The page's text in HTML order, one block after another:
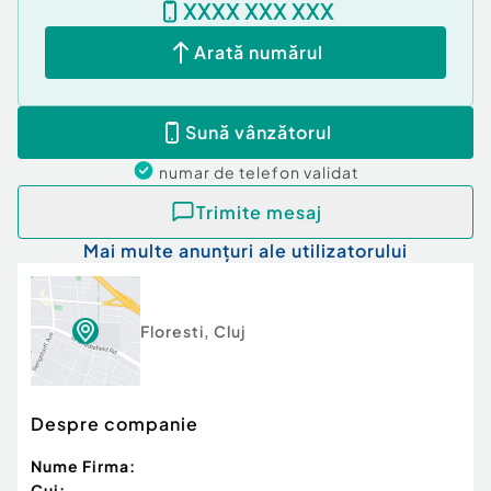
XXXX XXX XXX
Arată numărul
Sună vânzătorul
numar de telefon validat
Trimite mesaj
Mai multe anunțuri ale utilizatorului
Floresti, Cluj
Despre companie
Nume Firma: